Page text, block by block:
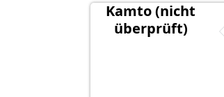
Kamto (nicht
überprüft)
Ich habe